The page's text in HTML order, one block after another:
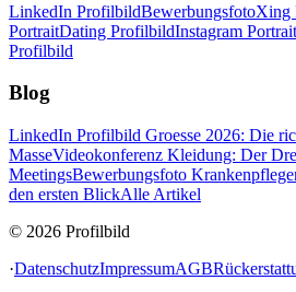
LinkedIn ProfilbildBewerbungsfotoXing
PortraitDating ProfilbildInstagram Portrait
Profilbild
Blog
LinkedIn Profilbild Groesse 2026: Die
MasseVideokonferenz Kleidung: Der
MeetingsBewerbungsfoto
den ersten BlickAlle Artikel
© 2026 Profilbild
·DatenschutzImpressumAGB